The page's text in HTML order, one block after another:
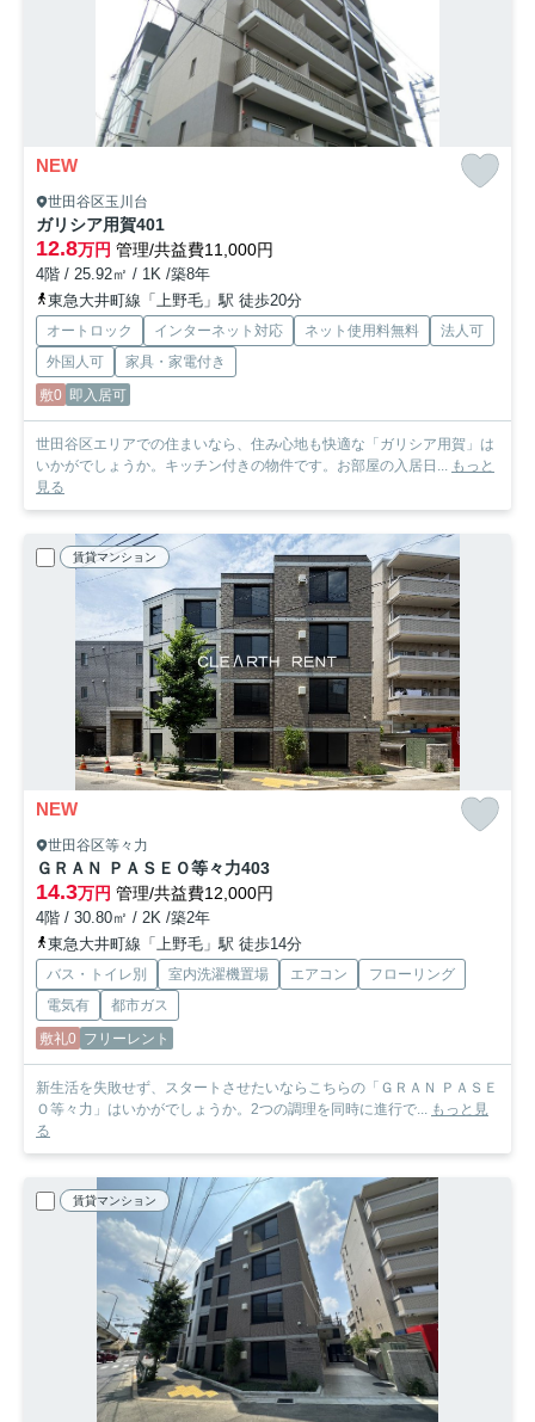
NEW
世田谷区玉川台
ガリシア用賀401
12.8万円 管理/共益費11,000円
4階 / 25.92㎡ / 1K /築8年
東急大井町線「上野毛」駅 徒歩20分
オートロック インターネット対応 ネット使用料無料
法人可
外国人可
家具・家電付き
敷0 即入居可
世田谷区エリアでの住まいなら、住み心地も快適な「ガリシア用賀」は
いかがでしょうか。キッチン付きの物件です。お部屋の入居日... もっと
見る
賃貸マンション
NEW
世田谷区等々力
ＧＲＡＮ ＰＡＳＥＯ等々力403
14.3万円 管理/共益費12,000円
4階 / 30.80㎡ / 2K /築2年
東急大井町線「上野毛」駅 徒歩14分
バス・トイレ別 室内洗濯機置場 エアコン
フローリング
電気有
都市ガス
敷礼0 フリーレント
新生活を失敗せず、スタートさせたいならこちらの「ＧＲＡＮ ＰＡＳＥ
Ｏ等々力」はいかがでしょうか。2つの調理を同時に進行で... もっと見
る
賃貸マンション